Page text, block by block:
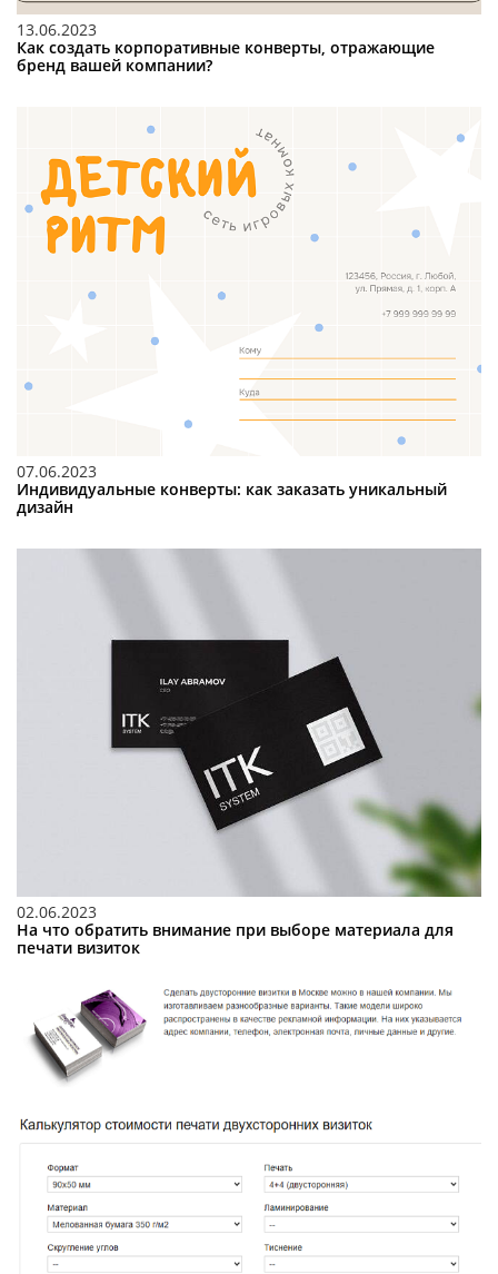
13.06.2023
Как создать корпоративные конверты, отражающие
бренд вашей компании?
07.06.2023
Индивидуальные конверты: как заказать уникальный
дизайн
02.06.2023
На что обратить внимание при выборе материала для
печати визиток